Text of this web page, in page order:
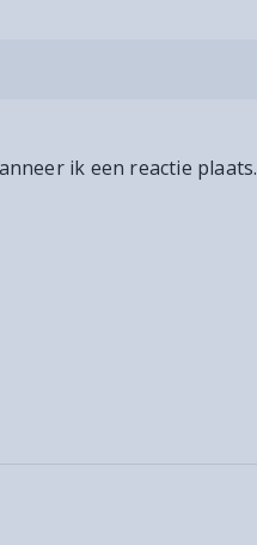
ik een reactie plaats.